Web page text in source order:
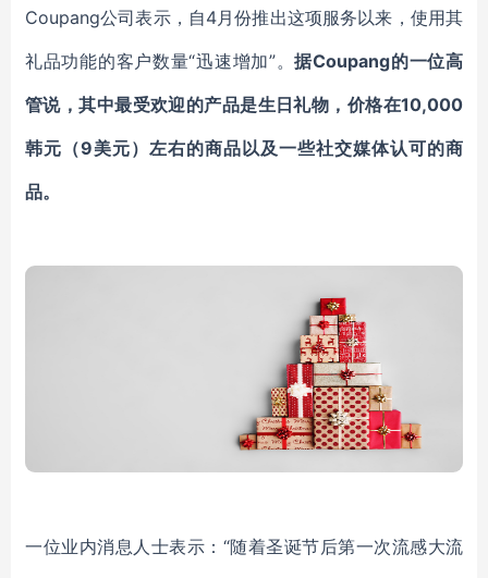
Coupang公司表示，自4月份推出这项服务以来，使用其
礼品功能的客户数量“迅速增加”。据Coupang的一位高
管说，其中最受欢迎的产品是生日礼物，价格在10,000
韩元（9美元）左右的商品以及一些社交媒体认可的商
品。
一位业内消息人士表示： “随着圣诞节后第一次流感大流